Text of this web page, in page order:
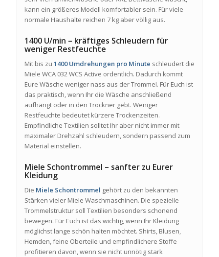
kann ein größeres Modell komfortabler sein. Für viele
normale Haushalte reichen 7 kg aber völlig aus.
1400 U/min – kräftiges Schleudern für
weniger Restfeuchte
Mit bis zu 1400 Umdrehungen pro Minute schleudert die
Miele WCA 032 WCS Active ordentlich. Dadurch kommt
Eure Wäsche weniger nass aus der Trommel. Für Euch ist
das praktisch, wenn Ihr die Wäsche anschließend
aufhängt oder in den Trockner gebt. Weniger
Restfeuchte bedeutet kürzere Trockenzeiten.
Empfindliche Textilien solltet Ihr aber nicht immer mit
maximaler Drehzahl schleudern, sondern passend zum
Material einstellen.
Miele Schontrommel – sanfter zu Eurer
Kleidung
Die Miele Schontrommel gehört zu den bekannten
Stärken vieler Miele Waschmaschinen. Die spezielle
Trommelstruktur soll Textilien besonders schonend
bewegen. Für Euch ist das wichtig, wenn Ihr Kleidung
möglichst lange schön halten möchtet. Shirts, Blusen,
Hemden, feine Oberteile und empfindlichere Stoffe
profitieren davon, wenn sie nicht unnötig stark